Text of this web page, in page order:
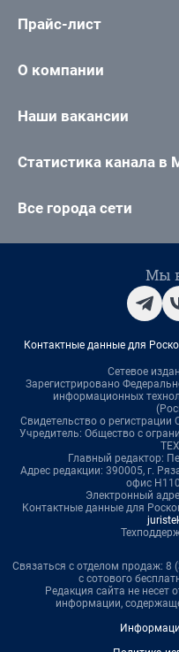
Прайс-лист
О компании
Наши вакансии
Статистика канала в
Все города сети
Мы
Контактные данные для
Сетевое
Зарегистрировано
информационных
Свидетельство о
Учредитель: Общество с
Главный редактор:
Адрес редакции: 390005, г.
офис
Электронный
Контактные данные для
Связаться с отделом продаж: 8
с сотового
Редакция сайта не несет
информации,